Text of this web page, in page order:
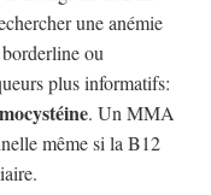
une anémie
ou
plus informatifs:
. Un MMA
même si la B12